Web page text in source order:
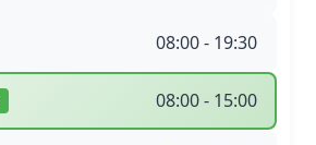
08:00 - 19:30
08:00 - 15:00